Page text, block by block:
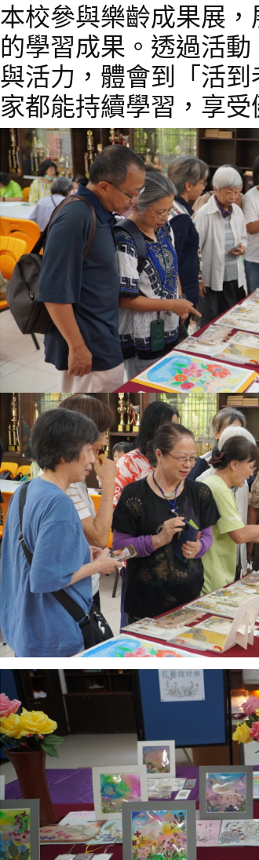
本校參與樂齡成果展
的學習成果。透過活
與活力，體會到「活
家都能持續學習，享受